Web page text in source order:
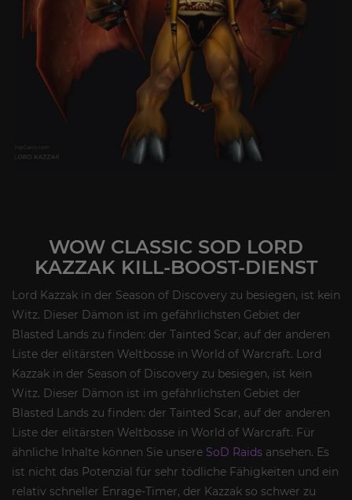
WOW CLASSIC SOD LORD
KAZZAK KILL-BOOST-DIENST
Lord Kazzak in der Season of Discovery zu besiegen, ist kein
Witz. Dieser Dämon ist im gefährlichsten Gebiet der
Blasted Lands zu finden: der Tainted Scar, auf der anderen
Liste der elitärsten Weltbosse in World of Warcraft. Lord
Kazzak in der Season of Discovery zu besiegen, ist kein
Witz. Dieser Dämon ist im gefährlichsten Gebiet der
Blasted Lands zu finden: der Tainted Scar, auf der anderen
Liste der elitärsten Weltbosse in World of Warcraft. Für
ähnliche Inhalte können Sie unsere SoD Raids ansehen. Es
ist nicht das Potenzial für sehr tödliche Fähigkeiten und ein
relativ schneller Enrage-Timer, der Kazzak so schwer zu